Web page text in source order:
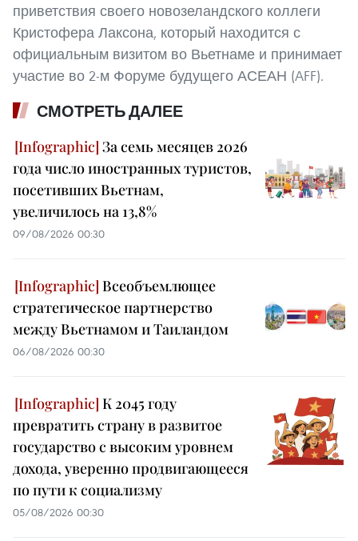
приветствия своего новозеландского коллеги
Кристофера Лаксона, который находится с
официальным визитом во Вьетнаме и принимает
участие во 2-м Форуме будущего АСЕАН (AFF).
СМОТРЕТЬ ДАЛЕЕ
За семь месяцев 2026
года число иностранных туристов,
посетивших Вьетнам,
увеличилось на 13,8%
09/08/2026 00:30
Всеобъемлющее
стратегическое партнерство
между Вьетнамом и Таиландом
06/08/2026 00:30
К 2045 году
превратить страну в развитое
государство с высоким уровнем
дохода, уверенно продвигающееся
по пути к социализму
05/08/2026 00:30